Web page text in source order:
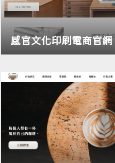
感官文化印刷電商官網